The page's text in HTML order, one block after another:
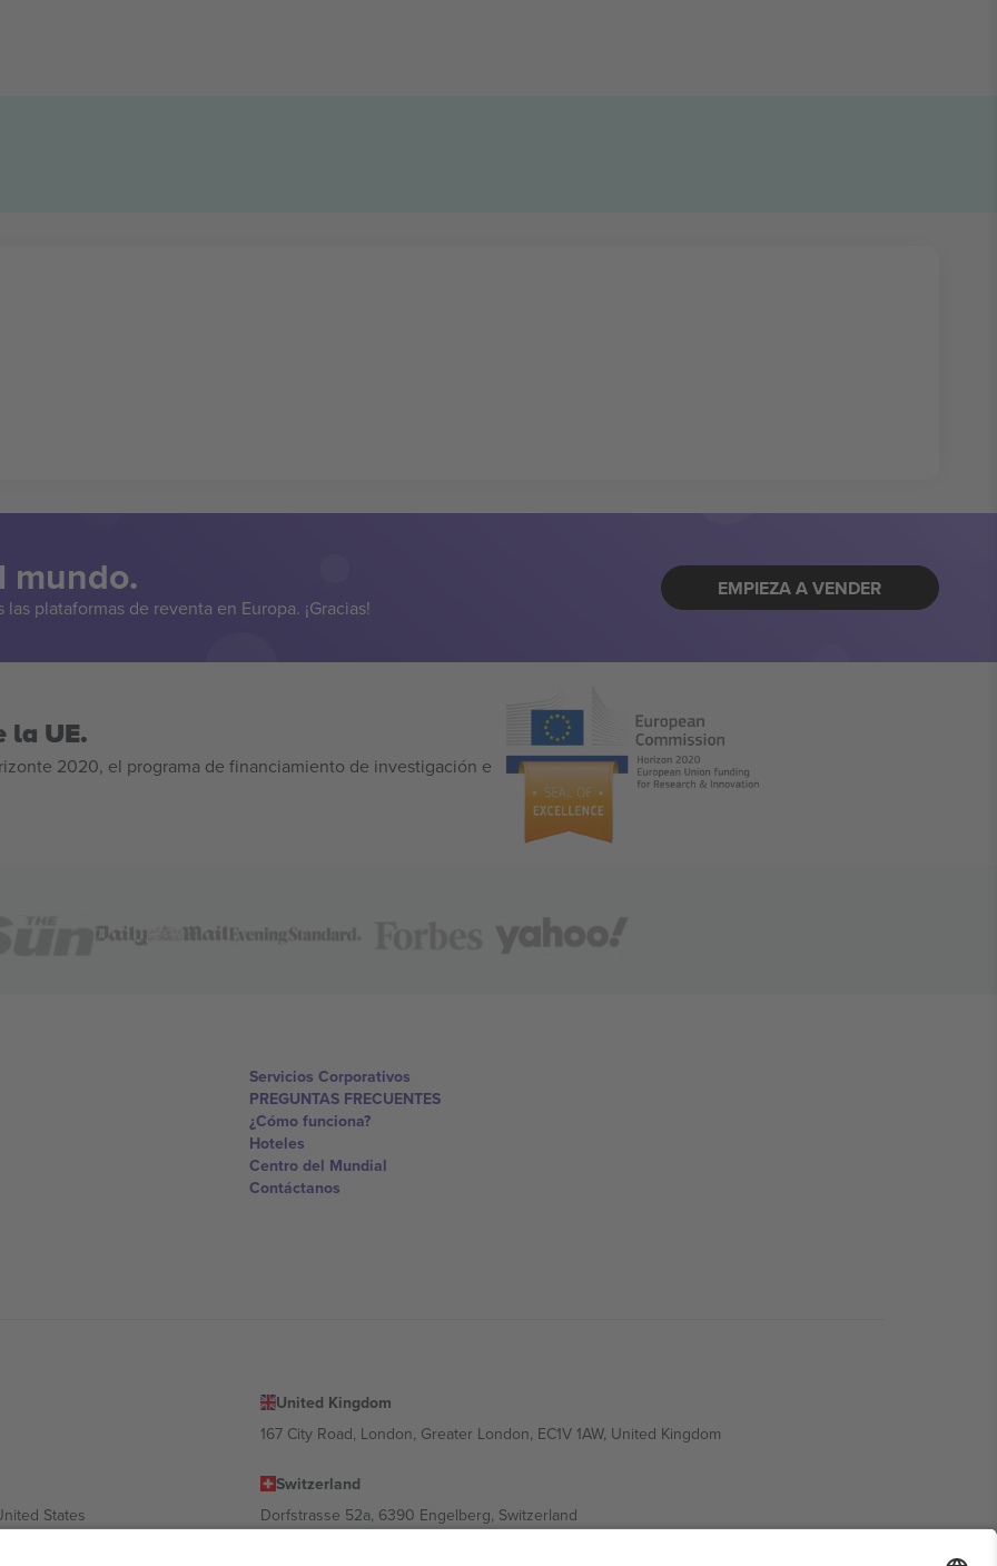
mundo.
plataformas de reventa en Europa. ¡Gracias!
EMPIEZA A VENDER
la UE.
2020, el programa de financiamiento de investigación e
Servicios Corporativos
PREGUNTAS FRECUENTES
¿Cómo funciona?
Hoteles
Centro del Mundial
Contáctanos
United Kingdom
167 City Road, London, Greater London, EC1V 1AW, United Kingdom
States
Switzerland
Dorfstrasse 52a, 6390 Engelberg, Switzerland